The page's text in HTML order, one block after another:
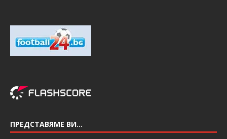
ПРЕДСТАВЯМЕ ВИ…